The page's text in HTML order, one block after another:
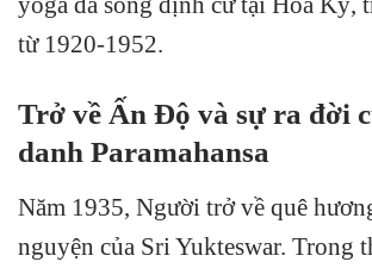
từ 1920-1952.
Trở về Ấn Độ và sự ra đời
danh Paramahansa
Năm 1935, Người trở về quê
nguyện của Sri Yukteswar. Trong